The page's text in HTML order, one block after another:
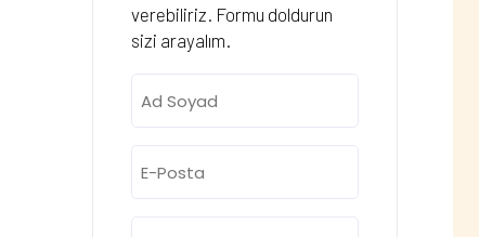
verebiliriz. Formu doldurun
sizi arayalım.
Soyad
Posta